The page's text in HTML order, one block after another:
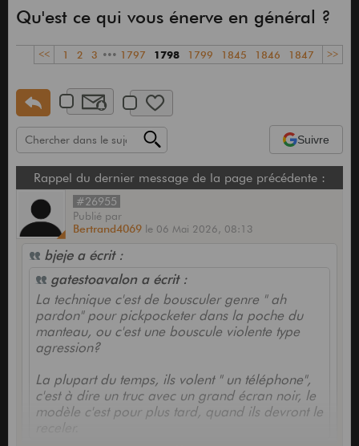
Qu'est ce qui vous énerve en général ?
<< 1 2 3 ••• 1797 1798 1799 1845 1846 1847 >>
Suivre
Rappel du dernier message de la page précédente :
#26955
Publié par
Bertrand4069 le 06 Mai 2026, 08:13
bjeje a écrit :
gatestoavalon a écrit :
La technique c'est de bousculer genre " ah
pardon" pour pickpocketer dans la poche du
manteau, ou c'est une bouscule violente type
agression?
La plupart du temps, ils volent " un téléphone",
c'est à dire un truc avec un grand écran noir, le
modèle c'est pour plus tard, quand ils devront le